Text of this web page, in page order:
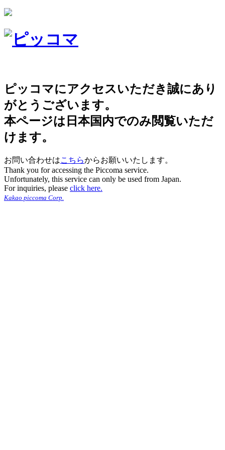
ピッコマにアクセスいただき誠にあり
がとうございます。
本ページは日本国内でのみ閲覧いただ
けます。
お問い合わせはこちらからお願いいたします。
Thank you for accessing the Piccoma service.
Unfortunately, this service can only be used from Japan.
For inquiries, please click here.
Kakao piccoma Corp.